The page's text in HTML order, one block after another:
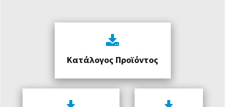
Κατάλογος Προϊόντος